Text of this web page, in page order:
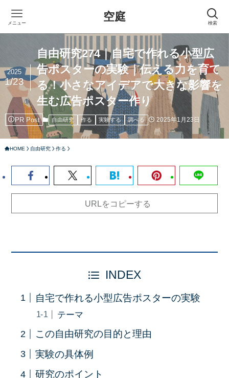
空庭 検索
メニュー
自由研究274｜自宅で作れる小型広
告ポスターの実験｜伝える力を育て
る！小さなアイデアで大きな影響を
生む広告ポスター作り
2025
1/23
PR Post 自由研究 作る 実験する 調べる 2025年1月23日
HOME 自由研究 作る
URLをコピーする
INDEX
自宅で作れる小型広告ポスターの実験
テーマ
この自由研究の目的と理由
実験の具体例
研究のポイント